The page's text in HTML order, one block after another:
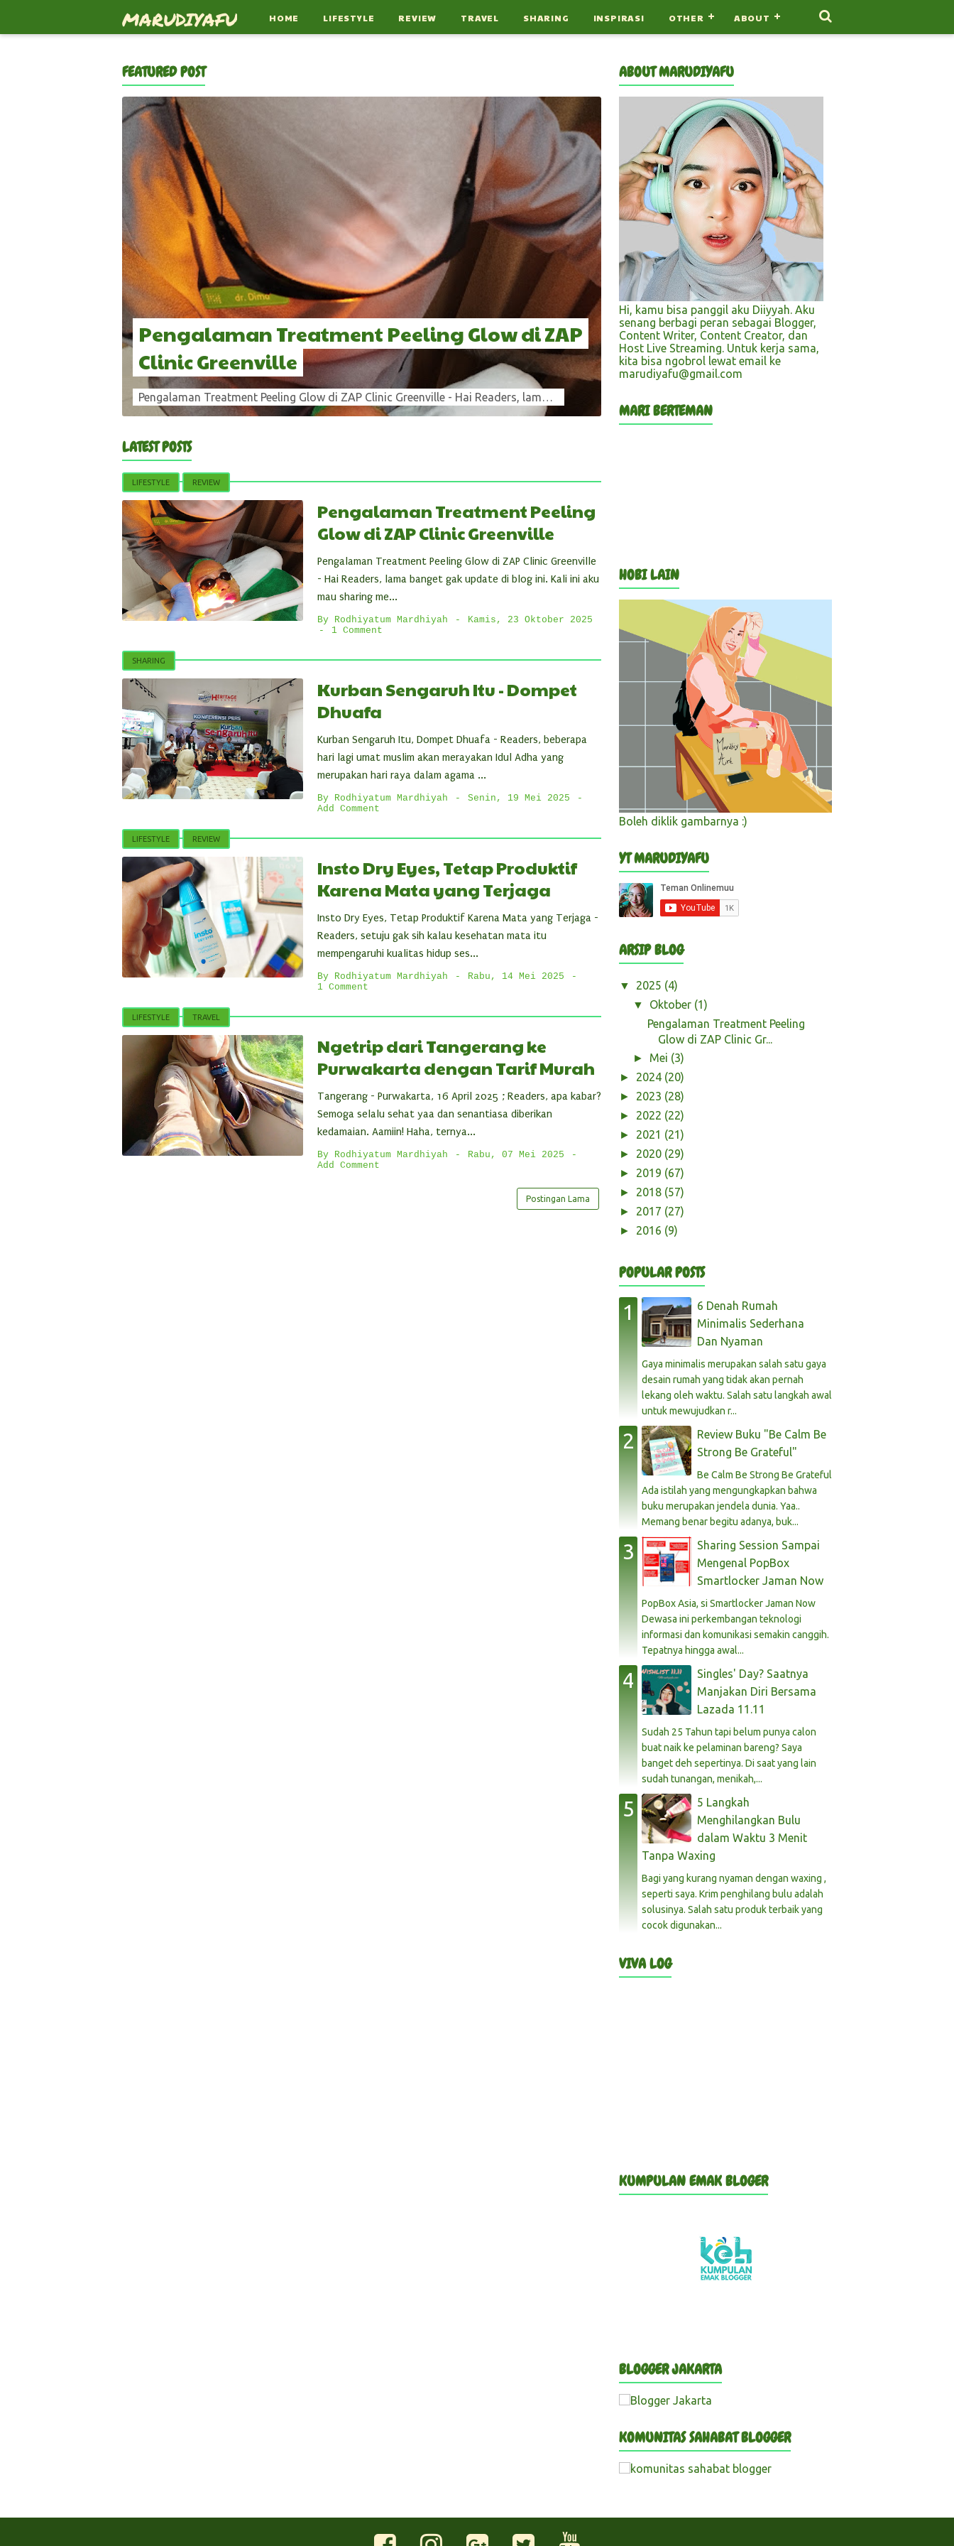
MARUDIYAFU HOME LIFESTYLE REVIEW TRAVEL SHARING INSPIRASI OTHER ABOUT
FEATURED POST
Pengalaman Treatment Peeling Glow di ZAP
Clinic Greenville
Pengalaman Treatment Peeling Glow di ZAP Clinic Greenville - Hai Readers, lama banget gak update di blog ini. Kali ini aku mau sharing me...
LATEST POSTS
LIFESTYLE REVIEW
Pengalaman Treatment Peeling
Glow di ZAP Clinic Greenville
Pengalaman Treatment Peeling Glow di ZAP Clinic Greenville
- Hai Readers, lama banget gak update di blog ini. Kali ini aku
mau sharing me...
By Rodhiyatum Mardhiyah
Kamis, 23 Oktober 2025
1 Comment
SHARING
Kurban Sengaruh Itu - Dompet
Dhuafa
Kurban Sengaruh Itu, Dompet Dhuafa - Readers, beberapa
hari lagi umat muslim akan merayakan Idul Adha yang
merupakan hari raya dalam agama ...
By Rodhiyatum Mardhiyah
Senin, 19 Mei 2025
Add Comment
LIFESTYLE REVIEW
Insto Dry Eyes, Tetap Produktif
Karena Mata yang Terjaga
Insto Dry Eyes, Tetap Produktif Karena Mata yang Terjaga -
Readers, setuju gak sih kalau kesehatan mata itu
mempengaruhi kualitas hidup ses...
By Rodhiyatum Mardhiyah
Rabu, 14 Mei 2025
1 Comment
LIFESTYLE TRAVEL
Ngetrip dari Tangerang ke
Purwakarta dengan Tarif Murah
Tangerang - Purwakarta, 16 April 2025 ; Readers, apa kabar?
Semoga selalu sehat yaa dan senantiasa diberikan
kedamaian. Aamiin! Haha, ternya...
By Rodhiyatum Mardhiyah
Rabu, 07 Mei 2025
Add Comment
Postingan Lama
ABOUT MARUDIYAFU
Hi, kamu bisa panggil aku Diiyyah. Aku
senang berbagi peran sebagai Blogger,
Content Writer, Content Creator, dan
Host Live Streaming. Untuk kerja sama,
kita bisa ngobrol lewat email ke
marudiyafu@gmail.com
MARI BERTEMAN
HOBI LAIN
Boleh diklik gambarnya :)
YT MARUDIYAFU
ARSIP BLOG
▼ 2025 (4)
▼ Oktober (1)
Pengalaman Treatment Peeling
Glow di ZAP Clinic Gr...
► Mei (3)
► 2024 (20)
► 2023 (28)
► 2022 (22)
► 2021 (21)
► 2020 (29)
► 2019 (67)
► 2018 (57)
► 2017 (27)
► 2016 (9)
POPULAR POSTS
6 Denah Rumah
Minimalis Sederhana
Dan Nyaman
Gaya minimalis merupakan salah satu gaya
desain rumah yang tidak akan pernah
lekang oleh waktu. Salah satu langkah awal
untuk mewujudkan r...
Review Buku "Be Calm Be
Strong Be Grateful"
Be Calm Be Strong Be Grateful
Ada istilah yang mengungkapkan bahwa
buku merupakan jendela dunia. Yaa..
Memang benar begitu adanya, buk...
Sharing Session Sampai
Mengenal PopBox
Smartlocker Jaman Now
PopBox Asia, si Smartlocker Jaman Now
Dewasa ini perkembangan teknologi
informasi dan komunikasi semakin canggih.
Tepatnya hingga awal...
Singles' Day? Saatnya
Manjakan Diri Bersama
Lazada 11.11
Sudah 25 Tahun tapi belum punya calon
buat naik ke pelaminan bareng? Saya
banget deh sepertinya. Di saat yang lain
sudah tunangan, menikah,...
5 Langkah
Menghilangkan Bulu
dalam Waktu 3 Menit
Tanpa Waxing
Bagi yang kurang nyaman dengan waxing ,
seperti saya. Krim penghilang bulu adalah
solusinya. Salah satu produk terbaik yang
cocok digunakan...
VIVA LOG
KUMPULAN EMAK BLOGER
BLOGGER JAKARTA
KOMUNITAS SAHABAT BLOGGER